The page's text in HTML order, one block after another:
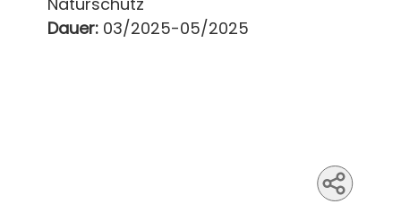
Dauer:03/2025-05/2025